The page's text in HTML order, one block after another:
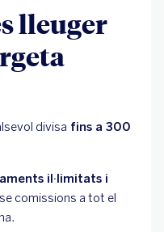
lleuger
divisa fins a 300
il·limitats i
comissions a tot el